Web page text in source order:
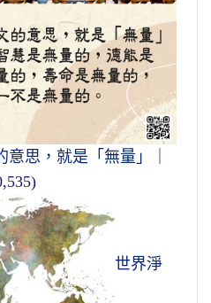
意思，就是「無量」｜
世界淨